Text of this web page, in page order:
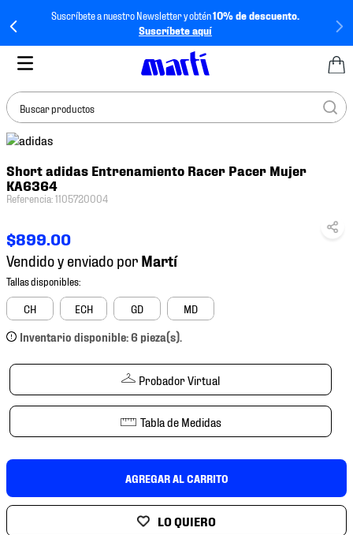
Suscríbete a nuestro Newsletter y obtén10% de descuento.
Suscríbete aquí
Buscar productos
Short adidas Entrenamiento Racer Pacer Mujer
KA6364
Referencia:1105720004
$899.00
Vendido y enviado por
CH ECH GD MD
Inventario disponible: 6 pieza(s).
Probador Virtual
Tabla de Medidas
AGREGAR AL CARRITO
BUSCADOS
1.
tenis mujer
4.
tenis futbol
.
jersey
6.
mochila
7.
chivas